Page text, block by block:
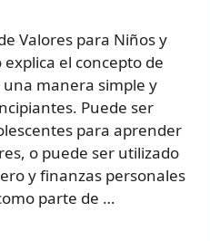
Valores para Niños y
el concepto de
manera simple y
Puede ser
para aprender
o puede ser utilizado
y finanzas personales
parte de …